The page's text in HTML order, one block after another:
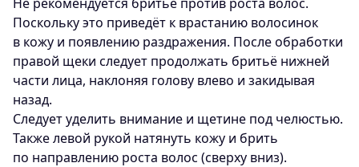
Поскольку это приведёт к врастанию волосинок
в кожу и появлению раздражения. После обработки
правой щеки следует продолжать бритьё нижней
части лица, наклоняя голову влево и закидывая
назад.
Следует уделить внимание и щетине под челюстью.
Также левой рукой натянуть кожу и брить
по направлению роста волос (сверху вниз).